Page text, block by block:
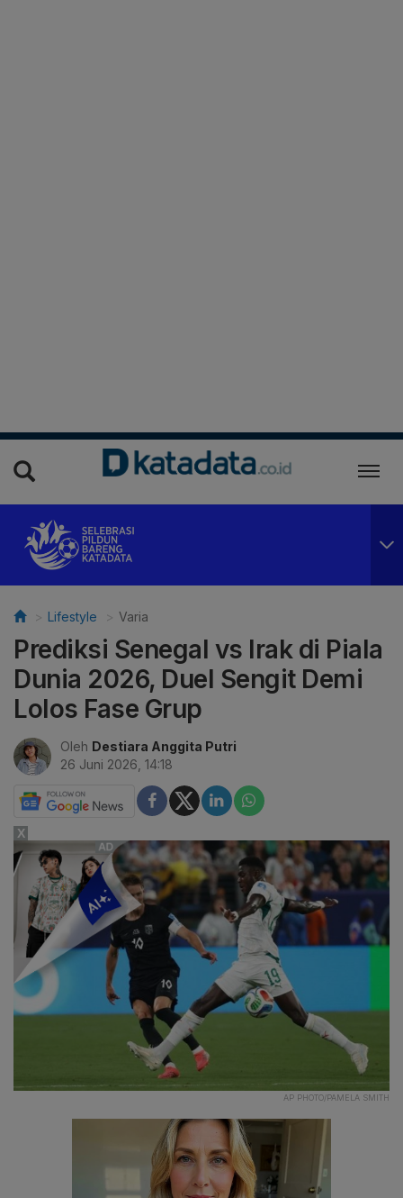
Lifestyle Varia
Prediksi Senegal vs Irak di Piala
Dunia 2026, Duel Sengit Demi
Lolos Fase Grup
Oleh Destiara Anggita Putri
26 Juni 2026, 14:18
AP PHOTO/PAMELA SMITH
X